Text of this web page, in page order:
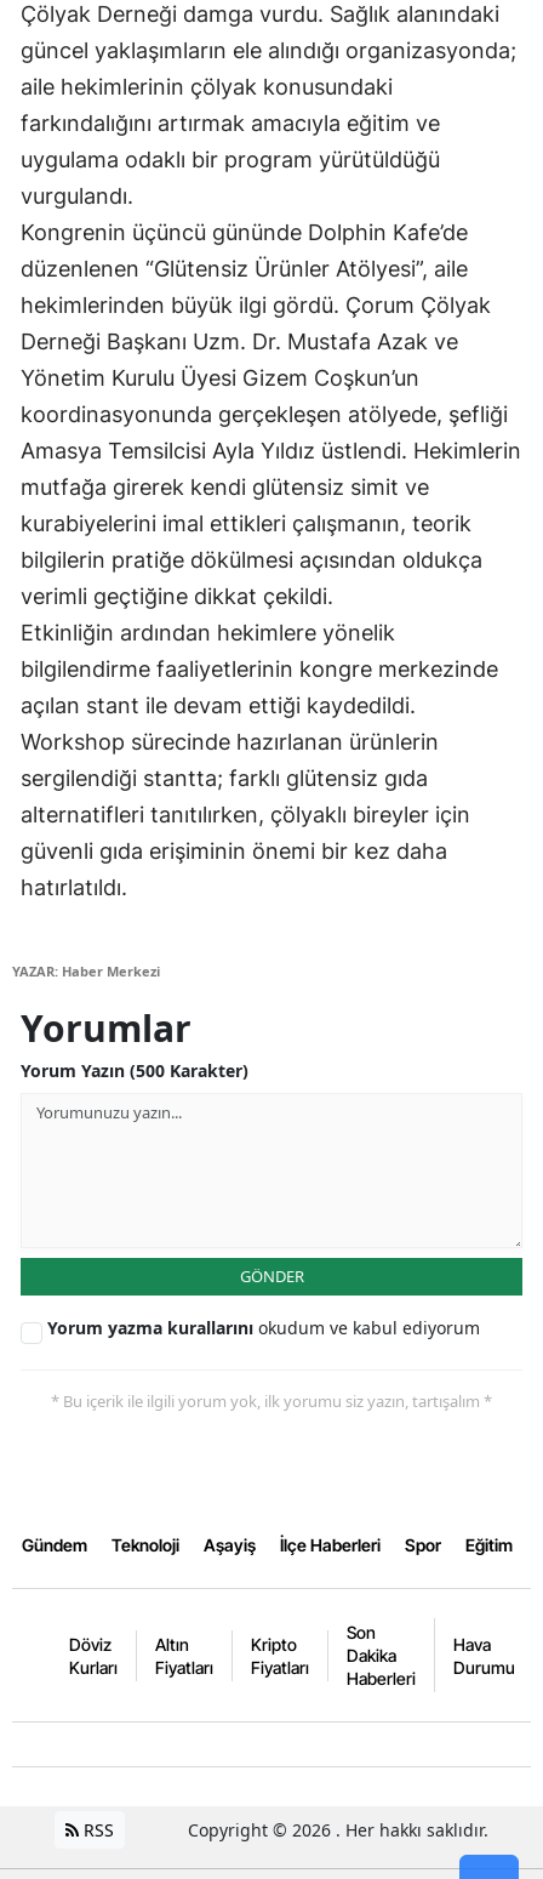
Giresun
Gümüşhane
Hakkari
Isparta
Mersin
İstanbul
İzmir
Kars
Kastamonu
Kayseri
Kırşehir
Kocaeli
Konya
Kütahya
Malatya
Sakarya
Tokat
Trabzon
Tunceli
Şanlıurfa
Uşak
Van
Çölyak Derneği damga vurdu. Sağlık alanındaki
güncel yaklaşımların ele alındığı organizasyonda;
aile hekimlerinin çölyak konusundaki
farkındalığını artırmak amacıyla eğitim ve
uygulama odaklı bir program yürütüldüğü
vurgulandı.
Kongrenin üçüncü gününde Dolphin Kafe’de
düzenlenen “Glütensiz Ürünler Atölyesi”, aile
hekimlerinden büyük ilgi gördü. Çorum Çölyak
Derneği Başkanı Uzm. Dr. Mustafa Azak ve
Yönetim Kurulu Üyesi Gizem Coşkun’un
koordinasyonunda gerçekleşen atölyede, şefliği
Amasya Temsilcisi Ayla Yıldız üstlendi. Hekimlerin
mutfağa girerek kendi glütensiz simit ve
kurabiyelerini imal ettikleri çalışmanın, teorik
bilgilerin pratiğe dökülmesi açısından oldukça
verimli geçtiğine dikkat çekildi.
Etkinliğin ardından hekimlere yönelik
bilgilendirme faaliyetlerinin kongre merkezinde
açılan stant ile devam ettiği kaydedildi.
Workshop sürecinde hazırlanan ürünlerin
sergilendiği stantta; farklı glütensiz gıda
alternatifleri tanıtılırken, çölyaklı bireyler için
güvenli gıda erişiminin önemi bir kez daha
hatırlatıldı.
YAZAR: Haber Merkezi
Yorumlar
Yorum Yazın (500 Karakter)
GÖNDER
Yorum yazma kurallarını okudum ve kabul ediyorum
* Bu içerik ile ilgili yorum yok, ilk yorumu siz yazın, tartışalım *
Gündem Teknoloji Aşayiş İlçe Haberleri Spor Eğitim
Döviz
Kurları
Altın
Fiyatları
Kripto
Fiyatları
Son
Dakika
Haberleri
Hava
Durumu
RSS Copyright © 2026 . Her hakkı saklıdır.